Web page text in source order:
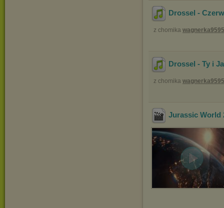
Drossel -
z chomika wagnerka9595
Drossel - Ty i Ja
z chomika wagnerka9595
Jurassic World